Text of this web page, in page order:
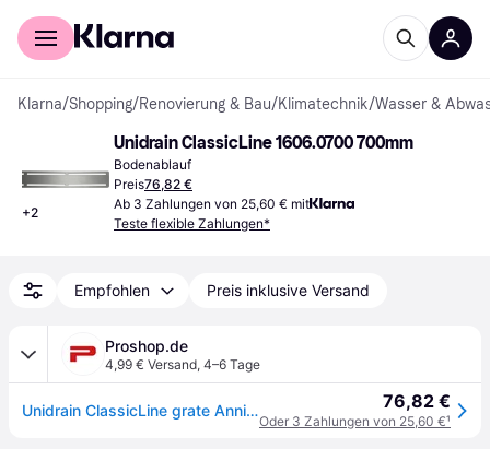
Für Shopper
Klarna/Shopping/Renovierung & Bau/Klimatechnik/Wasser &
+2
Unidrain ClassicLine 1606.0700 700mm
Bodenablauf
Preis76,82 €
Ab 3 Zahlungen von 25,60 € mit
Teste flexible Zahlungen*
Empfohlen Preis inklusive Versand
Proshop.de
4,99 € Versand, 4–6 Tage
Unidrain ClassicLine grate Anniversario 700 mm 76,82 €
Oder 3 Zahlungen von 25,60 €¹